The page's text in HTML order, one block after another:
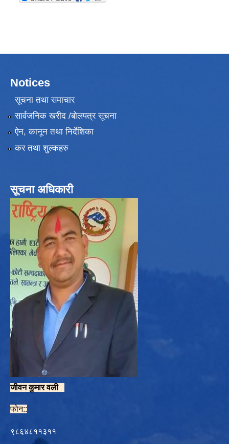
Notices
सूचना तथा समाचार
सार्वजनिक खरीद /बोलपत्र सूचना
ऐन, कानून तथा निर्देशिका
कर तथा शुल्कहरु
सूचना अधिकारी
जीवन कुमार वली
फोन::
९८६४८११३११